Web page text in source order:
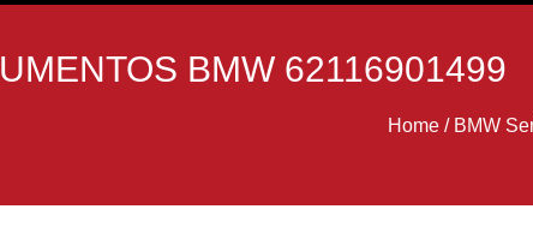
BMW 62116901499
Home/ BMW